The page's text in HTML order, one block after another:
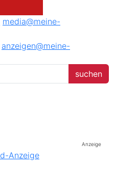
media@meine-
anzeigen@meine-
Anzeige